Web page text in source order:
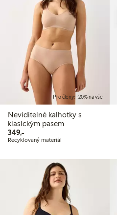
Pro členy: -20% na vše
Neviditelné kalhotky s
klasickým pasem
349,-349,00 Kč
Recyklovaný materiál